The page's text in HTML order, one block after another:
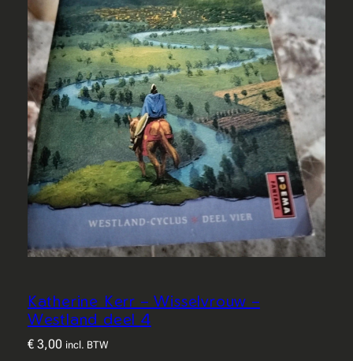
Katherine Kerr – Wisselvrouw –
Westland deel 4
€3,00 incl. BTW